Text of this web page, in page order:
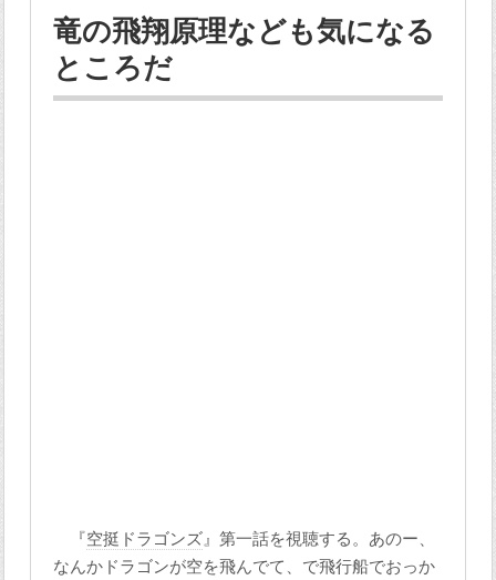
竜の飛翔原理なども気になる
ところだ
『空挺ドラゴンズ』第一話を視聴する。あのー、
なんかドラゴンが空を飛んでて、で飛行船でおっか